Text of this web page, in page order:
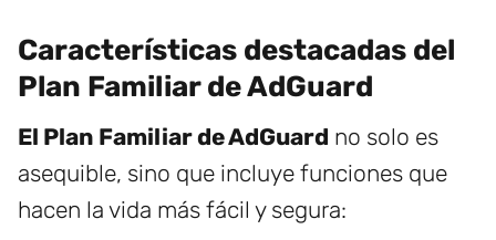
Características destacadas del
Plan Familiar de AdGuard
El Plan Familiar de AdGuard no solo es
asequible, sino que incluye funciones que
hacen la vida más fácil y segura: